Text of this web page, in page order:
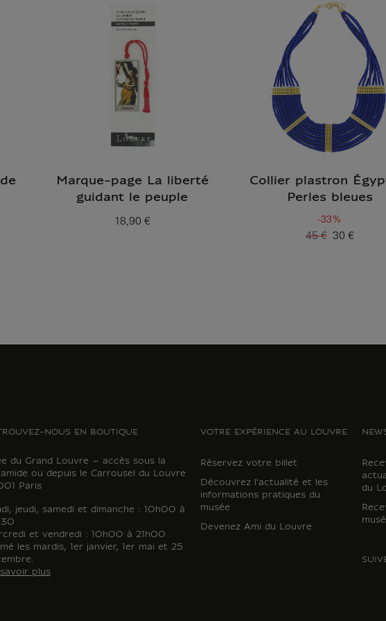
Marque-page La liberté
guidant le peuple
Prix ​​actuel
18,90 €
Collier plastron
Perles bleues
-33%
Prix ​​actuel
30 €
Ancien prix
45 €
NOUS EN BOUTIQUE
du Grand Louvre – accès sous la
ou depuis le Carrousel du Louvre
Paris
jeudi, samedi et dimanche : 10h00 à
et vendredi : 10h00 à 21h00
les mardis, 1er janvier, 1er mai et 25
savoir plus
VOTRE EXPÉRIENCE AU LOUVRE
Réservez votre billet
Découvrez l'actualité et les
informations pratiques du
musée
Devenez Ami du Louvre
du